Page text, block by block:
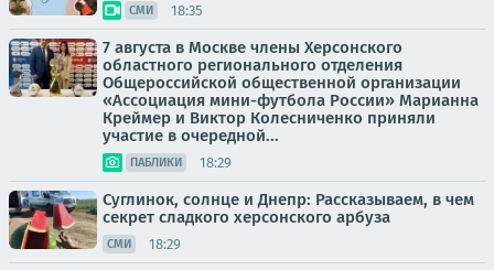
СМИ 18:35
7 августа в Москве члены Херсонского
областного регионального отделения
Общероссийской общественной организации
«Ассоциация мини-футбола России» Марианна
Креймер и Виктор Колесниченко приняли
участие в очередной...
ПАБЛИКИ 18:29
Суглинок, солнце и Днепр: Рассказываем, в чем
секрет сладкого херсонского арбуза
СМИ 18:29